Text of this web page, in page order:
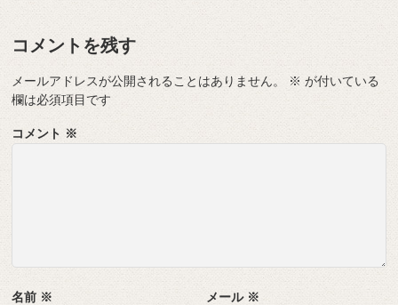
コメントを残す
メールアドレスが公開されることはありません。 ※ が付いている
欄は必須項目です
コメント ※
名前 ※ メール ※